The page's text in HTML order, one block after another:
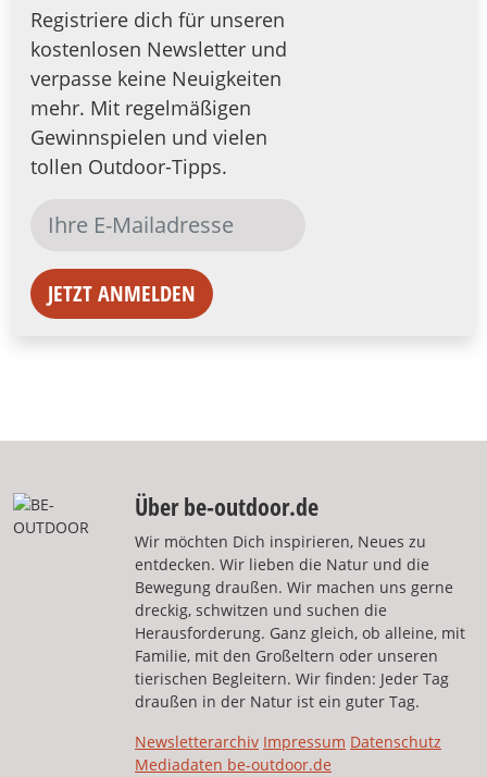
Registriere dich für unseren
kostenlosen Newsletter und
verpasse keine Neuigkeiten
mehr. Mit regelmäßigen
Gewinnspielen und vielen
tollen Outdoor-Tipps.
JETZT ANMELDEN
Über be-outdoor.de
Wir möchten Dich inspirieren, Neues zu
entdecken. Wir lieben die Natur und die
Bewegung draußen. Wir machen uns gerne
dreckig, schwitzen und suchen die
Herausforderung. Ganz gleich, ob alleine, mit
Familie, mit den Großeltern oder unseren
tierischen Begleitern. Wir finden: Jeder Tag
draußen in der Natur ist ein guter Tag.
Newsletterarchiv Impressum Datenschutz
Mediadaten be-outdoor.de